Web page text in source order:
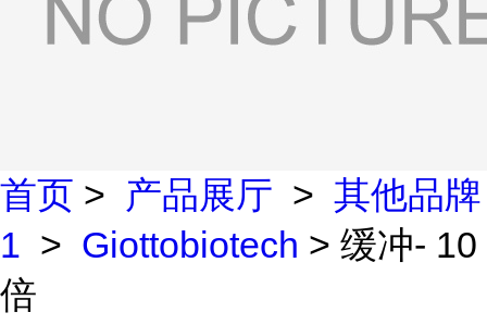
首页 > 产品展厅 > 其他品牌
1 > Giottobiotech > 缓冲- 10
倍